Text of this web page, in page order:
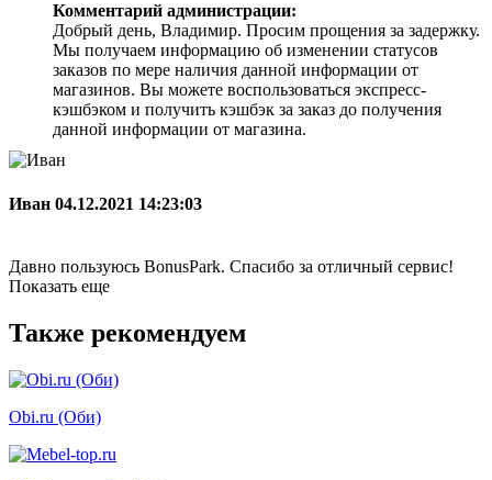
Комментарий администрации:
Добрый день, Владимир. Просим прощения за задержку.
Мы получаем информацию об изменении статусов
заказов по мере наличия данной информации от
магазинов. Вы можете воспользоваться экспресс-
кэшбэком и получить кэшбэк за заказ до получения
данной информации от магазина.
Иван 04.12.2021 14:23:03
Давно пользуюсь BonusPark. Спасибо за отличный сервис!
Показать еще
Также рекомендуем
Obi.ru (Оби)